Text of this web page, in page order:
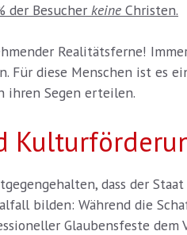
der Besucher keine Christen.
Realitätsferne!
diese Menschen ist es
ihren Segen erteilen.
dass der
bilden: Während die
Glaubensfeste dem